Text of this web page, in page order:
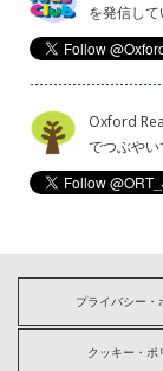
を発信して
Oxford
でつぶやい
プライバシー・
クッキー・ポ